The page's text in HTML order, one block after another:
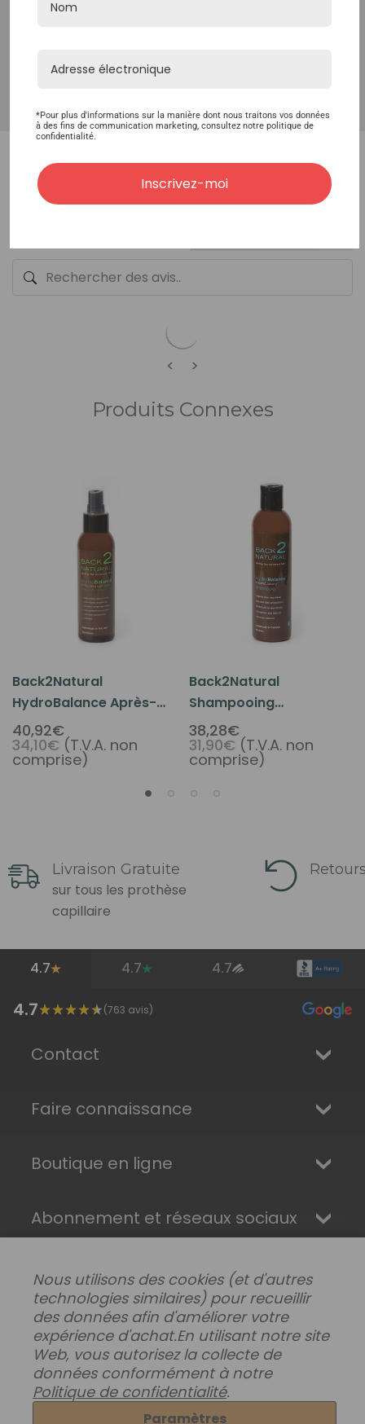
chaleur des outils de coiffage et de la
< >
Produits Connexes
Back2Natural
HydroBalance Après-
Shampooing Sans
Rinçage 237 Ml
40,92€
34,10€ (T.V.A. non
comprise)
Back2Natural
Shampooing
HydroBalance 236 Ml
38,28€
31,90€ (T.V.A. non
comprise)
Livraison Gratuite
sur tous les prothèse
capillaire
4.7 4.7 4.7
4.7 (763 avis)
Contact
Faire connaissance
Boutique en ligne
Abonnement et réseaux sociaux
Modifier les préférences de données |
Livraisons, retours et garantie | Confidentialité
Nous utilisons des cookies (et d'autres
technologies similaires) pour recueillir
des données afin d'améliorer votre
expérience d'achat.En utilisant notre site
Web, vous autorisez la collecte de
données conformément à notre
Politique de confidentialité.
Paramètres
*Pour plus d'informations sur la manière dont nous traitons vos données
à des fins de communication marketing, consultez notre politique de
confidentialité.
Inscrivez-moi